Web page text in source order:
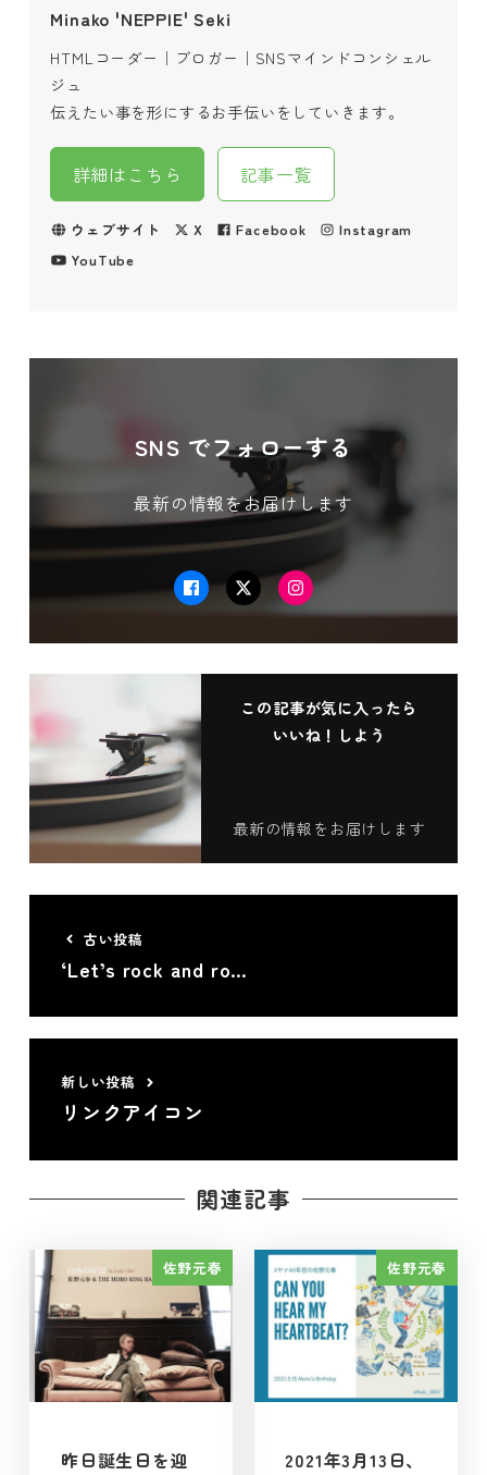
Minako 'NEPPIE' Seki
HTMLコーダー｜ブロガー｜SNSマインドコンシェル
ジュ
伝えたい事を形にするお手伝いをしていきます。
詳細はこちら 記事一覧
ウェブサイト X Facebook
Instagram
YouTube
SNS でフォローする
最新の情報をお届けします
FacebookTwitterInstagram
この記事が気に入ったら
いいね！しよう
最新の情報をお届けします
古い投稿
‘Let’s rock and ro…
新しい投稿
リンクアイコン
関連記事
佐野元春
昨日誕生日を迎
佐野元春
2021年3月13日、